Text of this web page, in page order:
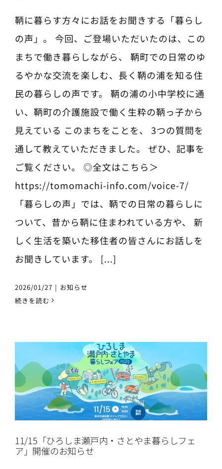
鞆に暮らす方々にお話をお聞きする「暮らし
の声」。 今回、ご登場いただいたのは、この
まちで働き暮らしながら、 鞆町での日常のゆ
るやかな交流を楽しむ、長く鞆の浦を知る住
民の暮らしの声です。 鞆の浦の小中学校に通
い、鞆町の介護施設で働く生粋の鞆っ子から
見えている このまちをことを、 3つの質問を
通して教えていただきました。 ぜひ、記事を
ご覧ください。 ◎全文はこちら＞
https://tomomachi-info.com/voice-7/
「暮らしの声」では、鞆での日常の暮らしに
ついて、昔から鞆に住まわれている方や、 新
しく生活を築いた移住者の皆さんにお話しを
お聞きしています。 [...]
2026/01/27 | お知らせ
続きを読む
11/15「ひろしま瀬戸内・さとやま暮らしフェ
ア」開催のお知らせ